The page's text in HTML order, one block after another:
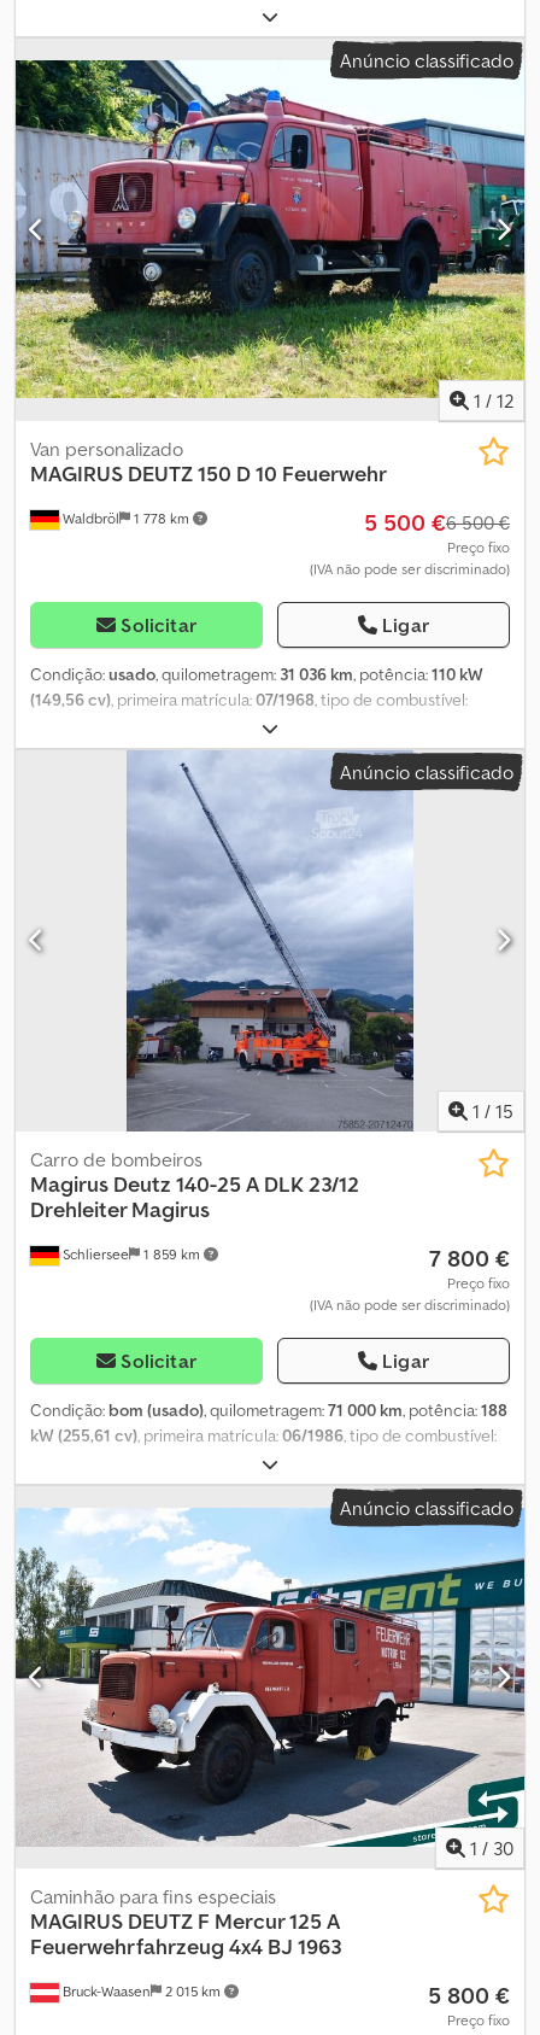
, peso máximo de carga:
peso total:7 490 kg, tamanho do pneu:8.25-20 EHD,
configuração de eixo:
, eficiência energética:F, Emissões de
CO₂:601 g/km, cor:vermelho, cabina do condutor:
engrenagem:mecânico, número de lugares:6
, comprimento
total:2 350 mm, largura total:2 800 mm, dimensão do pneu
dianteiro:8.25-20 EHD, tamanho do pneu traseiro: 8.25-20 EHD,
Equipamento:tração integral, Localização do veículo: Bovenden,
Klöckner H-Deutz TLF 16/53, TLF 16/25 A3500/6 Ano de fabricação:
1957. A venda para comerciantes ou exportação está sujeita a
19% de IVA adicional. INFORMAÇÕES SOBRE ACESSÓRIOS SEM
GARANTIA; alterações, venda prévia e erros reservados! Cjdpfx
Aevhlhdsgyerf
Anúncio classificado
1 / 12
Waldbröl 1 778 km
Van personalizado
MAGIRUS DEUTZ150 D 10 Feuerwehr
5 500 €6 500 €
Preço fixo
(IVA não pode ser discriminado)
Solicitar Ligar
Condição:usado, quilometragem: 31 036 km, potência:110 kW
(149,56 cv) , primeira matrícula:07/1968 , tipo de combustível:
, tipo de engrenagem:
número de lugares:6, comprimento total:6 700 mm, largura total:
, altura total:
, Caixa de câmbio especial da ZF
fabricada para bombeiros (sincronizada) Cjdpfx Aexpl T Eogyerf
Não é necessário aceleração intermediária ao trocar de marchas
Por encomenda do cliente
Anúncio classificado
1 / 15
Schliersee 1 859 km
Carro de bombeiros
Magirus Deutz 140-25 A DLK 23/12
Drehleiter Magirus
7 800 €
Preço fixo
(IVA não pode ser discriminado)
Solicitar Ligar
Condição: bom (usado), quilometragem:71 000 km, potência:188
kW (255,61 cv), primeira matrícula:06/1986, tipo de combustível:
, peso total:
combustível:diesel, tipo de engrenagem:mecânico, horas de
funcionamento:
1 225 h, Magirus DLK 23/12, ano de fabricação:
1986, sem plataforma! Horas de operação: 1225, última inspeção
em 1197 horas de operação (há 28 horas) Peso total: 14 toneladas,
Peso em vazio: 13,295 toneladas, Assento com suspensão,
Bloqueio do diferencial, Correntes de tração, Direção assistida,
ABS, Homologação alemã Quilometragem indicada no conta-
quilómetros O veículo será preferencialmente vendido a
empresas comerciais ou para exportação; venda a particulares
sujeita a condições. Venda sem garantia. As informações acima
não são vinculativas, erros/alterações e venda prévia sujeitos a
alterações! Telefone: 08026/2188 Csdpfxjx Eda As Agyjrf
Anúncio classificado
1 / 30
Bruck-Waasen 2 015 km
Caminhão para fins especiais
MAGIRUS DEUTZ F Mercur 125 A
Feuerwehrfahrzeug 4x4 BJ 1963
5 800 €
Preço fixo